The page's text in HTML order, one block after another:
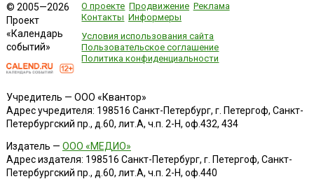
© 2005—2026
Проект
«Календарь
событий»
О проекте Продвижение Реклама
Контакты Информеры
Условия использования сайта
Пользовательское соглашение
Политика конфиденциальности
Учредитель — ООО «Квантор»
Адрес учредителя: 198516 Санкт-Петербург, г. Петергоф, Санкт-
Петербургский пр., д.60, лит.А, ч.п. 2-Н, оф.432, 434
Издатель — ООО «МЕДИО»
Адрес издателя: 198516 Санкт-Петербург, г. Петергоф, Санкт-
Петербургский пр., д.60, лит.А, ч.п. 2-Н, оф.440